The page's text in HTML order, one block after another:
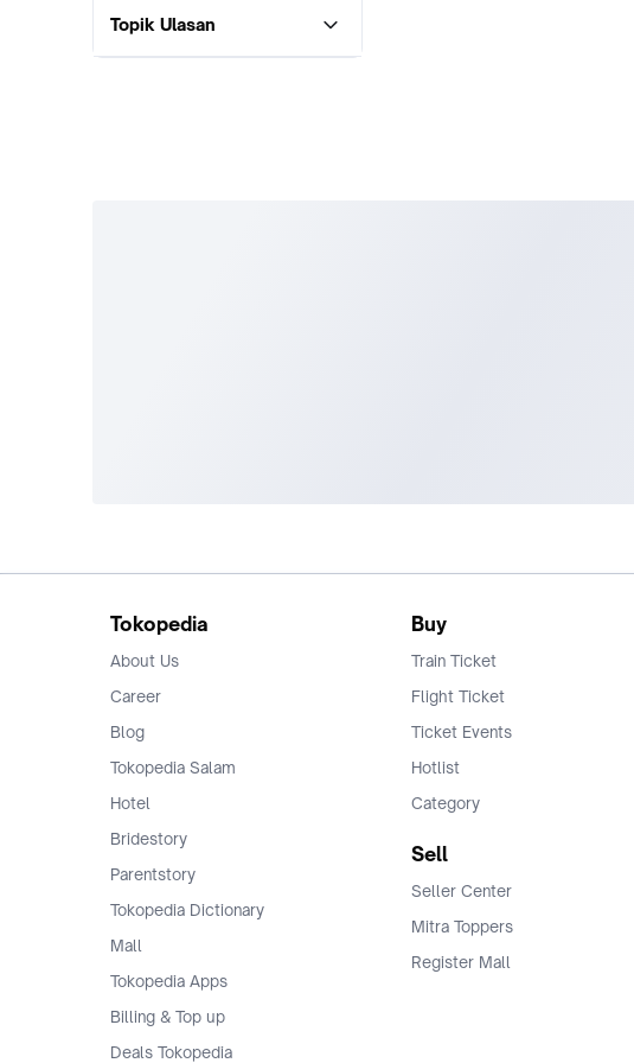
Topik Ulasan
Tokopedia
About Us
Career
Blog
Tokopedia Salam
Hotel
Bridestory
Parentstory
Tokopedia Dictionary
Mall
Tokopedia Apps
Billing & Top up
Deals Tokopedia
Buy
Train Ticket
Flight Ticket
Ticket Events
Hotlist
Category
Sell
Seller Center
Mitra Toppers
Register Mall